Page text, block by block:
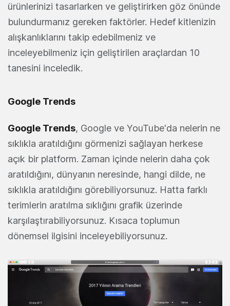
ürünlerinizi tasarlarken ve geliştirirken göz önünde
bulundurmanız gereken faktörler. Hedef kitlenizin
alışkanlıklarını takip edebilmeniz ve
inceleyebilmeniz için geliştirilen araçlardan 10
tanesini inceledik.
Google Trends
Google Trends, Google ve YouTube'da nelerin ne
sıklıkla aratıldığını görmenizi sağlayan herkese
açık bir platform. Zaman içinde nelerin daha çok
aratıldığını, dünyanın neresinde, hangi dilde, ne
sıklıkla aratıldığını görebiliyorsunuz. Hatta farklı
terimlerin aratılma sıklığını grafik üzerinde
karşılaştırabiliyorsunuz. Kısaca toplumun
dönemsel ilgisini inceleyebiliyorsunuz.